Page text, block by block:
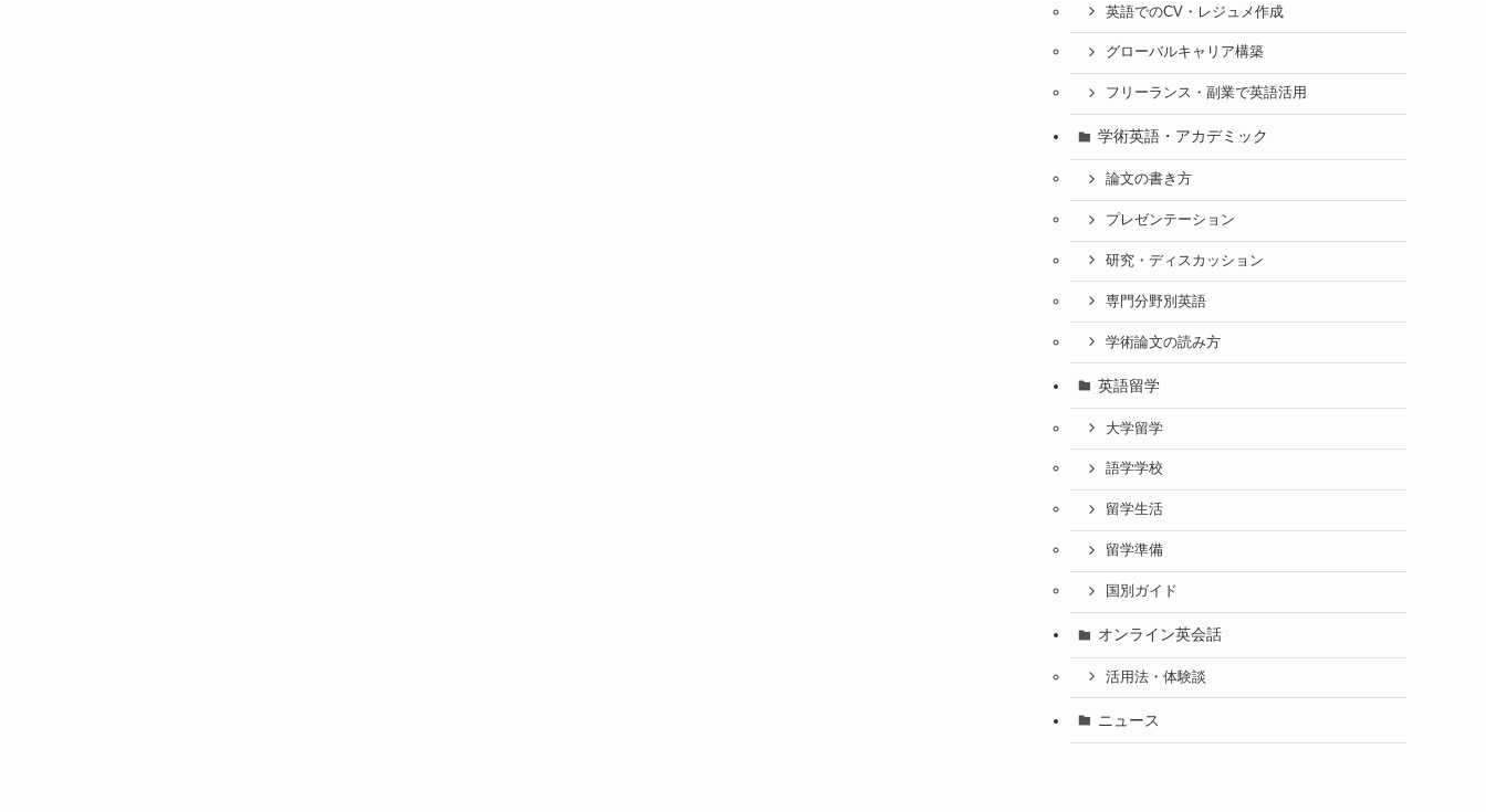
英語でのCV・レジュメ作成
グローバルキャリア構築
フリーランス・副業で英語活用
学術英語・アカデミック
論文の書き方
プレゼンテーション
研究・ディスカッション
専門分野別英語
学術論文の読み方
英語留学
大学留学
語学学校
留学生活
留学準備
国別ガイド
オンライン英会話
活用法・体験談
ニュース